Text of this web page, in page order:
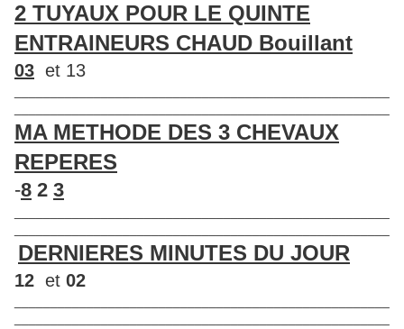
2 TUYAUX POUR LE QUINTE
ENTRAINEURS CHAUD Bouillant
03 et 13
MA METHODE DES 3 CHEVAUX
REPERES
-8 2 3
DERNIERES MINUTES DU JOUR
12 et 02